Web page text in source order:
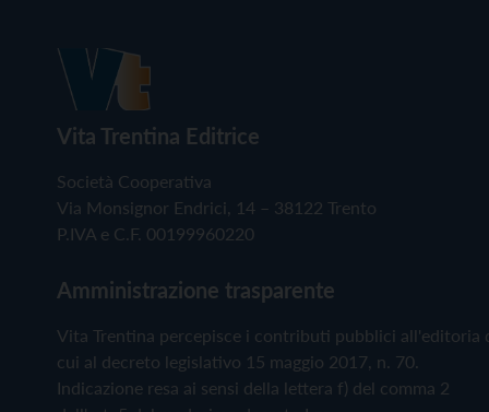
Vita Trentina Editrice
Società Cooperativa
Via Monsignor Endrici, 14 – 38122 Trento
P.IVA e C.F. 00199960220
Amministrazione trasparente
Vita Trentina percepisce i contributi pubblici all'editoria
cui al decreto legislativo 15 maggio 2017, n. 70.
Indicazione resa ai sensi della lettera f) del comma 2